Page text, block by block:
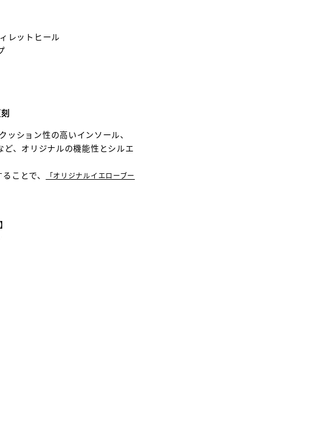
レットヒール
ション性の高いインソール、
、オリジナルの機能性とシルエ
ことで、
「オリジナルイエローブー